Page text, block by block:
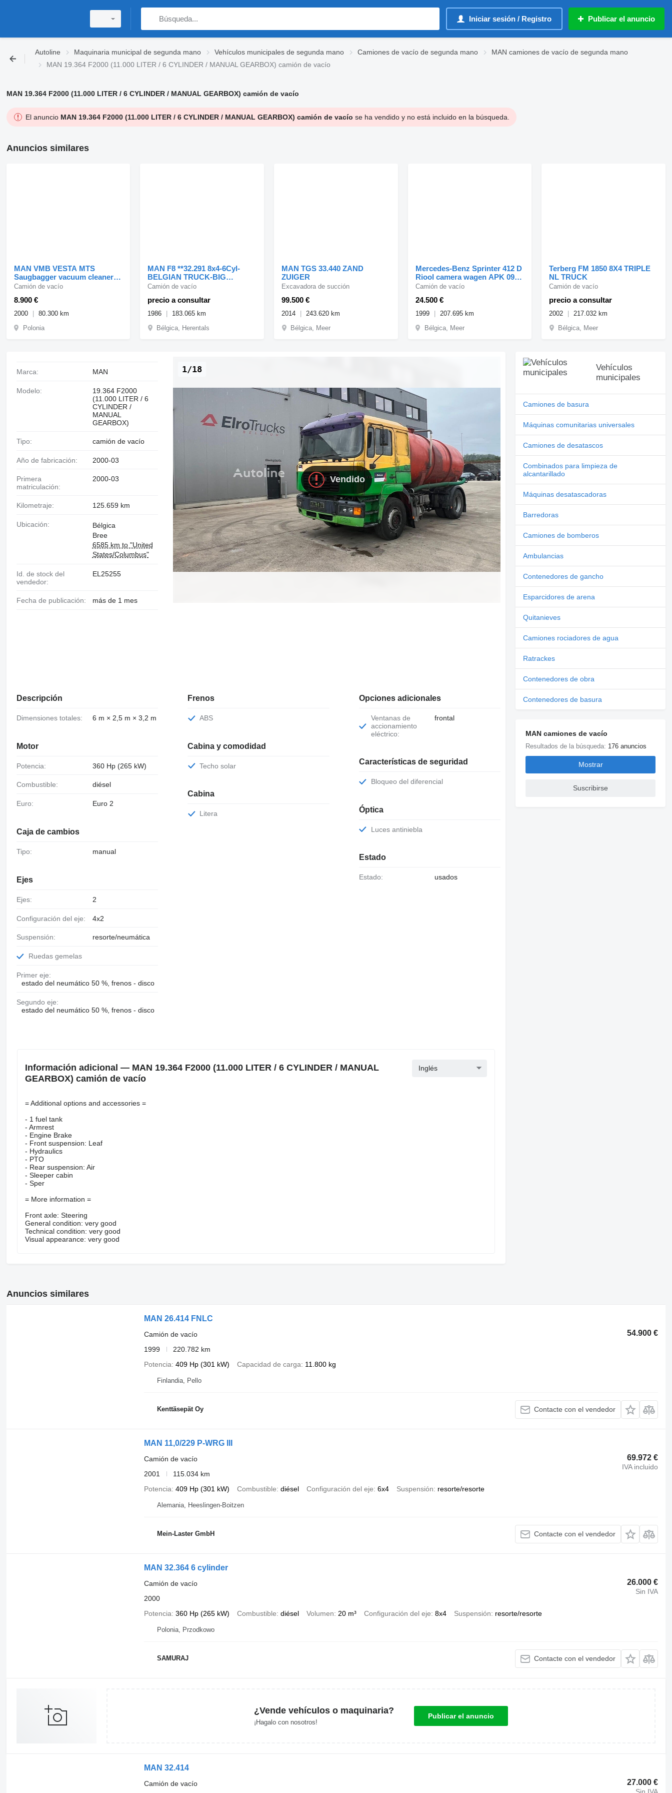
Iniciar sesión / Registro Publicar el anuncio
Autoline Maquinaria municipal de segunda mano Vehículos municipales de segunda mano Camiones de vacío de segunda mano
MAN camiones de vacío de segunda mano
MAN 19.364 F2000 (11.000 LITER / 6 CYLINDER / MANUAL GEARBOX) camión de vacío
MAN 19.364 F2000 (11.000 LITER / 6 CYLINDER / MANUAL GEARBOX) camión de vacío
El anuncio MAN 19.364 F2000 (11.000 LITER / 6 CYLINDER / MANUAL GEARBOX) camión de vacío se ha vendido y no está incluido en la búsqueda.
Anuncios similares
MAN VMB VESTA MTS
Saugbagger vacuum cleaner
excavator s
8.900 €
Camión de vacío
2000
80.300 km
Polonia
MAN F8 **32.291 8x4-6Cyl-
BELGIAN TRUCK-BIG
AXXLES**
precio a consultar
Camión de vacío
1986
183.065 km
Bélgica, Herentals
MAN TGS 33.440 ZAND
ZUIGER
99.500 €
Excavadora de succión
2014
243.620 km
Bélgica, Meer
Mercedes-Benz Sprinter 412 D
Riool camera wagen APK 09-
2026
24.500 €
Camión de vacío
1999
207.695 km
Bélgica, Meer
Terberg FM 1850 8X4 TRIPLE
NL TRUCK
precio a consultar
Camión de vacío
2002
217.032 km
Bélgica, Meer
Vendido
1/18
Marca: MAN
Modelo:
19.364 F2000
(11.000 LITER / 6
CYLINDER /
MANUAL
GEARBOX)
Tipo: camión de vacío
Año de fabricación: 2000-03
Primera
matriculación:
2000-03
Kilometraje: 125.659 km
Ubicación:
Bélgica
Bree
6585 km to "United
States/Columbus"
Id. de stock del
vendedor:
EL25255
Fecha de publicación: más de 1 mes
Descripción
Dimensiones totales: 6 m × 2,5 m × 3,2 m
Motor
Potencia: 360 Hp (265 kW)
Combustible: diésel
Euro: Euro 2
Caja de cambios
Tipo: manual
Ejes
Ejes: 2
Configuración del eje: 4x2
Suspensión: resorte/neumática
Ruedas gemelas
Primer eje:
estado del neumático 50 %, frenos - disco
Segundo eje:
estado del neumático 50 %, frenos - disco
Frenos
ABS
Cabina y comodidad
Techo solar
Cabina
Litera
Opciones adicionales
Ventanas de
accionamiento
eléctrico:
frontal
Características de seguridad
Bloqueo del diferencial
Óptica
Luces antiniebla
Estado
Estado: usados
Información adicional — MAN 19.364 F2000 (11.000 LITER / 6 CYLINDER / MANUAL
GEARBOX) camión de vacío
Inglés
= Additional options and accessories =
- 1 fuel tank
- Armrest
- Engine Brake
- Front suspension: Leaf
- Hydraulics
- PTO
- Rear suspension: Air
- Sleeper cabin
- Sper
= More information =
Front axle: Steering
General condition: very good
Technical condition: very good
Visual appearance: very good
Vehículos
municipales
Camiones de basura
Máquinas comunitarias universales
Camiones de desatascos
Combinados para limpieza de
alcantarillado
Máquinas desatascadoras
Barredoras
Camiones de bomberos
Ambulancias
Contenedores de gancho
Esparcidores de arena
Quitanieves
Camiones rociadores de agua
Ratrackes
Contenedores de obra
Contenedores de basura
MAN camiones de vacío
Resultados de la búsqueda: 176 anuncios
Mostrar
Suscribirse
Anuncios similares
MAN 26.414 FNLC
54.900 €
Camión de vacío
1999
220.782 km
Potencia 409 Hp (301 kW) Capacidad de carga 11.800 kg
Finlandia, Pello
Kenttäsepät Oy Contacte con el vendedor
MAN 11,0/229 P-WRG III
69.972 €
IVA incluido
Camión de vacío
2001
115.034 km
Potencia 409 Hp (301 kW) Combustible diésel Configuración del eje 6x4 Suspensión resorte/resorte
Alemania, Heeslingen-Boitzen
Mein-Laster GmbH Contacte con el vendedor
MAN 32.364 6 cylinder
26.000 €
Sin IVA
Camión de vacío
2000
Potencia 360 Hp (265 kW) Combustible diésel Volumen 20 m³ Configuración del eje 8x4 Suspensión resorte/resorte
Polonia, Przodkowo
SAMURAJ Contacte con el vendedor
¿Vende vehículos o maquinaria?
¡Hagalo con nosotros!
Publicar el anuncio
MAN 32.414
27.000 €
Camión de vacío